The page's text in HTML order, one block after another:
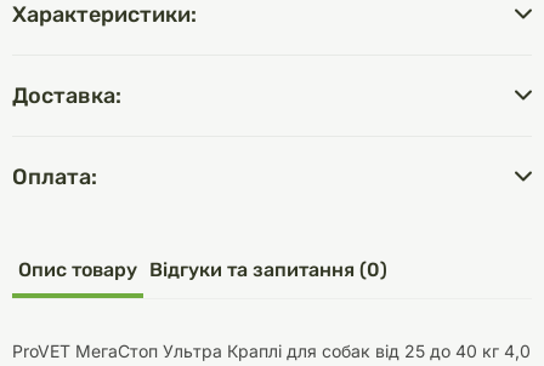
Характеристики:
Доставка:
Оплата:
Опис товару Відгуки та запитання (0)
ProVET МегаСтоп Ультра Краплі для собак від 25 до 40 кг 4,0